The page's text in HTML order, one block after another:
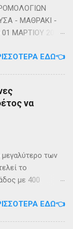
- ΜΑΘΡΑΚΙ -
01 ΜΑΡΤΙΟΥ 2023
αναμένεται
την εβδομάδα
lines.com
ΕΔΏ👈
να
μεγαλύτερο των
το
με 400
ΕΔΏ👈